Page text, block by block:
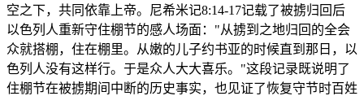
空之下，共同依靠上帝。尼希米记8:14-17记载了被掳归回后
以色列人重新守住棚节的感人场面："从掳到之地归回的全会
众就搭棚，住在棚里。从嫩的儿子约书亚的时候直到那日，以
色列人没有这样行。于是众人大大喜乐。"这段记录既说明了
住棚节在被掳期间中断的历史事实，也见证了恢复守节时百姓